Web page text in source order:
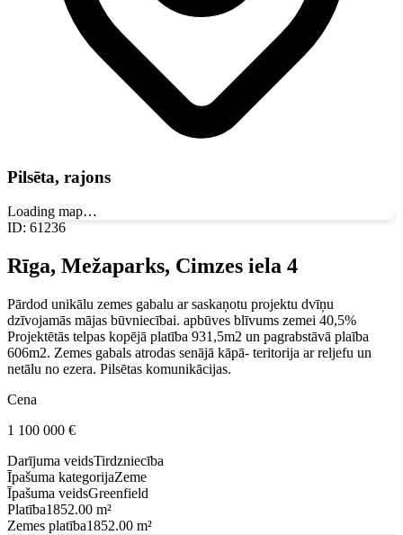
Pilsēta, rajons
Loading map…
ID: 61236
Rīga, Mežaparks, Cimzes iela 4
Pārdod unikālu zemes gabalu ar saskaņotu projektu dvīņu
dzīvojamās mājas būvniecībai. apbūves blīvums zemei 40,5%
Projektētās telpas kopējā platība 931,5m2 un pagrabstāvā plaība
606m2. Zemes gabals atrodas senājā kāpā- teritorija ar reljefu un
netālu no ezera. Pilsētas komunikācijas.
Cena
1 100 000 €
Darījuma veidsTirdzniecība
Īpašuma kategorijaZeme
Īpašuma veidsGreenfield
Platība1852.00 m²
Zemes platība1852.00 m²